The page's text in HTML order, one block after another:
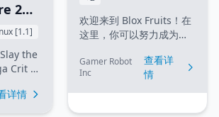
才是最强的宿敌！
2
[1.1]
Slay the
Crit 开
筑游戏
详情
欢迎来到 Blox Fruits！在
这里，你可以努力成为一
为拥有强大果实能力的使
用者。在探索广阔海洋、
寻找隐藏秘密的过程中，
Gamer Robot
Inc
查看详
情